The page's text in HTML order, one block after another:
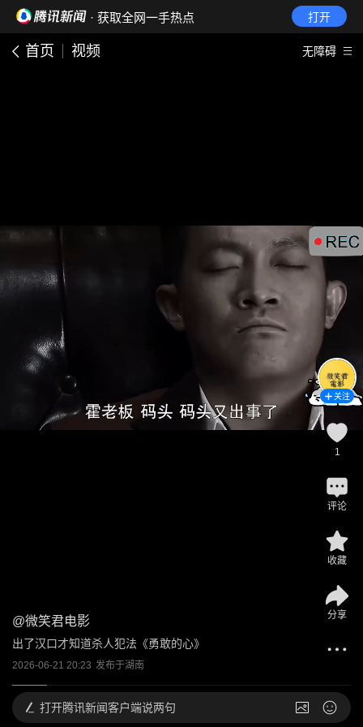
· 获取全网一手热点 打开
首页 视频 无障碍
@微笑君电影
出了汉口才知道杀人犯法《勇敢的心》
2026-06-21 20:23 发布于湖南
关注
1
评论
收藏
分享
打开腾讯新闻客户端说两句